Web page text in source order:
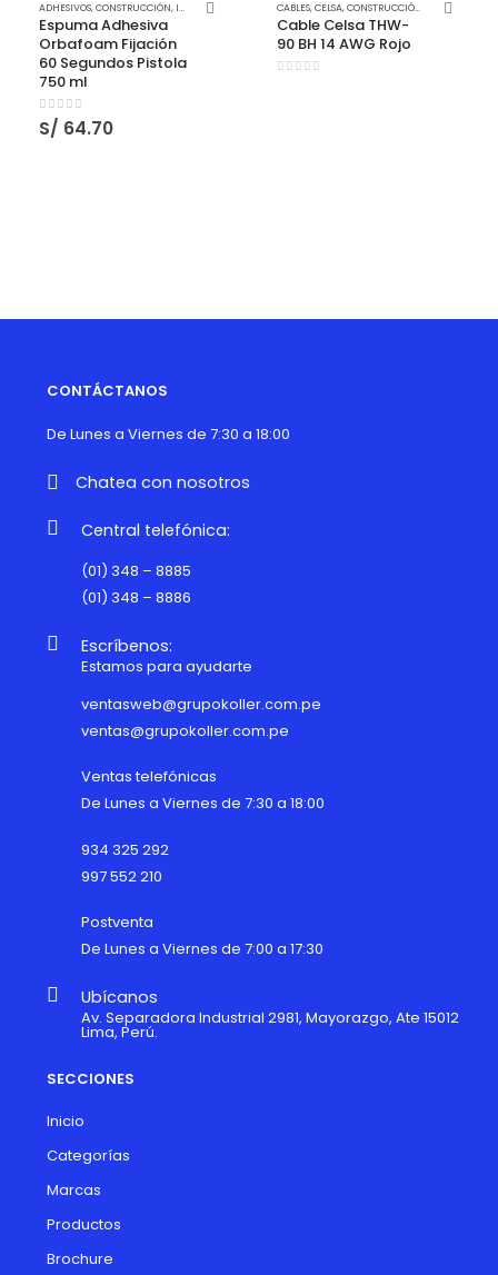
ADHESIVOS,CONSTRUCCIÓN, IMPERMEABILIZANTES SELLADORES Y PEGAMENTOS ,QUILOSA
Espuma Adhesiva
Orbafoam Fijación
60 Segundos Pistola
750 ml
0out of 5
S/ 64.70
CABLES,CELSA,CONSTRUCCIÓN ELECTRICIDAD
Cable Celsa THW-
90 BH 14 AWG Rojo
CONTÁCTANOS
De Lunes a Viernes de 7:30 a 18:00
Chatea con nosotros
Central telefónica:
(01) 348 – 8885
(01) 348 – 8886
Escríbenos:
Estamos para ayudarte
ventasweb@grupokoller.com.pe
ventas@grupokoller.com.pe
Ventas telefónicas
De Lunes a Viernes de 7:30 a 18:00
934 325 292
997 552 210
Postventa
De Lunes a Viernes de 7:00 a 17:30
Ubícanos
Av. Separadora Industrial 2981, Mayorazgo, Ate 15012
Lima, Perú.
SECCIONES
Inicio
Categorías
Marcas
Productos
Brochure